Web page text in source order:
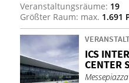
Veranstaltungsräume: 19
Größter Raum: max. 1.691
ICS
CEN­TER